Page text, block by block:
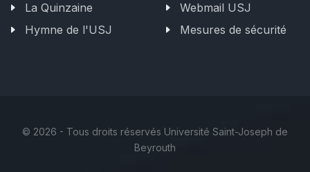
La Quinzaine
Hymne de l'USJ
Webmail USJ
Mesures de sécurité
© 2026 - Tous droits réservés Université Saint-Joseph de
Beyrouth